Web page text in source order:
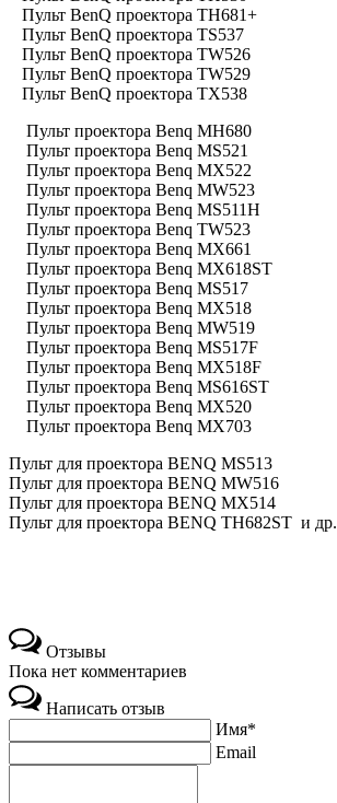
Пульт BenQ проектора TH681+
Пульт BenQ проектора TS537
Пульт BenQ проектора TW526
Пульт BenQ проектора TW529
Пульт BenQ проектора TX538
Пульт проектора Benq MH680
Пульт проектора Benq MS521
Пульт проектора Benq MX522
Пульт проектора Benq MW523
Пульт проектора Benq MS511H
Пульт проектора Benq TW523
Пульт проектора Benq MX661
Пульт проектора Benq MX618ST
Пульт проектора Benq MS517
Пульт проектора Benq MX518
Пульт проектора Benq MW519
Пульт проектора Benq MS517F
Пульт проектора Benq MX518F
Пульт проектора Benq MS616ST
Пульт проектора Benq MX520
Пульт проектора Benq MX703
Пульт для проектора BENQ MS513
Пульт для проектора BENQ MW516
Пульт для проектора BENQ MX514
Пульт для проектора BENQ TH682ST и др.
Отзывы
Пока нет комментариев
Написать отзыв
Имя*
Email